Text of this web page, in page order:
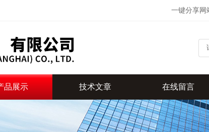
一键分享网
品展示 技术文章 在线留言